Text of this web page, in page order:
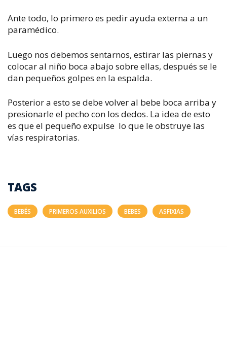
Ante todo, lo primero es pedir ayuda externa a un
paramédico.
Luego nos debemos sentarnos, estirar las piernas y
colocar al niño boca abajo sobre ellas, después se le
dan pequeños golpes en la espalda.
Posterior a esto se debe volver al bebe boca arriba y
presionarle el pecho con los dedos. La idea de esto
es que el pequeño expulse lo que le obstruye las
vías respiratorias.
TAGS
BEBÉS PRIMEROS AUXILIOS BEBES ASFIXIAS